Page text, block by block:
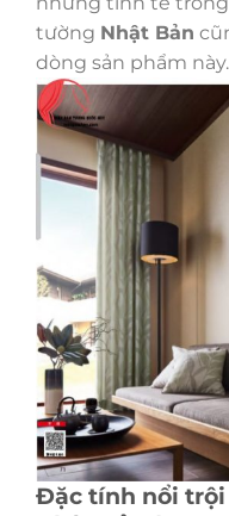
tường Nhật Bản
dòng sản phẩm này.
Đặc tính nổi